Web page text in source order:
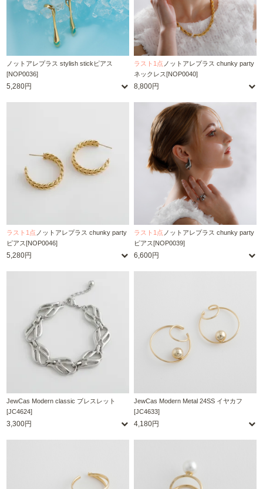
ノットアレプラス stylish stickピアス
[NOP0036]
5,280円
ラスト1点 ノットアレプラス chunky party
ネックレス[NOP0040]
8,800円
ラスト1点 ノットアレプラス chunky party
ピアス[NOP0046]
5,280円
ラスト1点 ノットアレプラス chunky party
ピアス[NOP0039]
6,600円
JewCas Modern classic ブレスレット
[JC4624]
3,300円
JewCas Modern Metal 24SS イヤカフ
[JC4633]
4,180円